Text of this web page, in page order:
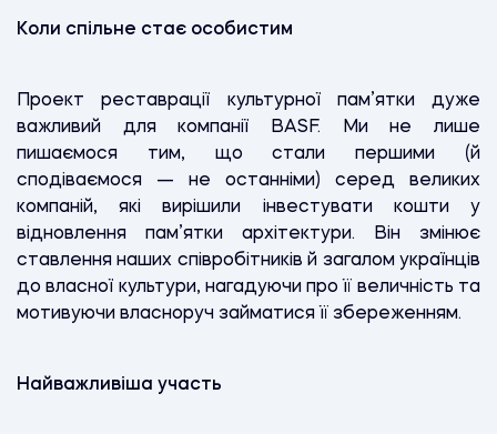
Коли спільне стає особистим
Проект реставрації культурної пам’ятки дуже
важливий для компанії BASF. Ми не лише
пишаємося тим, що стали першими (й
сподіваємося — не останніми) серед великих
компаній, які вирішили інвестувати кошти у
відновлення пам’ятки архітектури. Він змінює
ставлення наших співробітників й загалом українців
до власної культури, нагадуючи про її величність та
мотивуючи власноруч займатися її збереженням.
Найважливіша участь